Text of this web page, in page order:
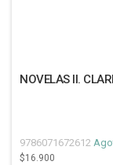
NOVELAS II.
9786071672612
$16.900